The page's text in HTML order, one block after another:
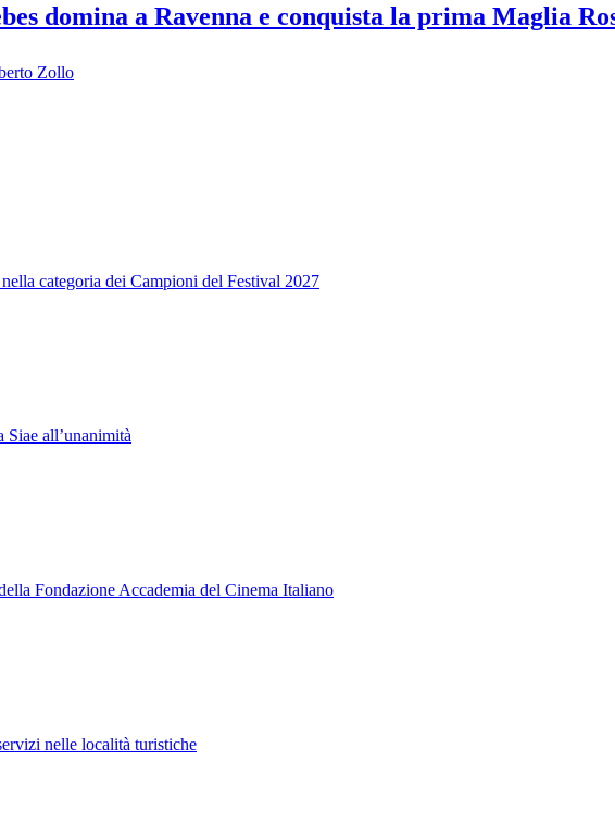
domina a Ravenna e conquista la prima Maglia
Zollo
categoria dei Campioni del Festival 2027
Siae all’unanimità
Fondazione Accademia del Cinema Italiano
nelle località turistiche